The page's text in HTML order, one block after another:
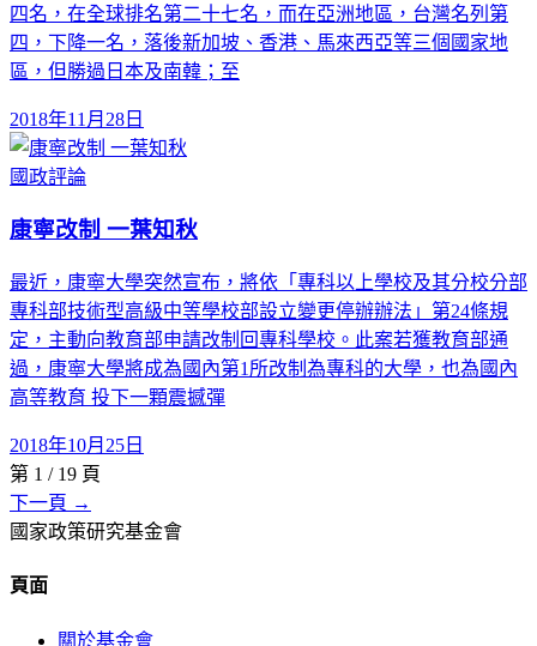
四名，在全球排名第二十七名，而在亞洲地區，台灣名列第
四，下降一名，落後新加坡、香港、馬來西亞等三個國家地
區，但勝過日本及南韓；至
2018年11月28日
國政評論
康寧改制 一葉知秋
最近，康寧大學突然宣布，將依「專科以上學校及其分校分部
專科部技術型高級中等學校部設立變更停辦辦法」第24條規
定，主動向教育部申請改制回專科學校。此案若獲教育部通
過，康寧大學將成為國內第1所改制為專科的大學，也為國內
高等教育 投下一顆震撼彈
2018年10月25日
第 1 / 19 頁
下一頁 →
國家政策研究基金會
頁面
關於基金會